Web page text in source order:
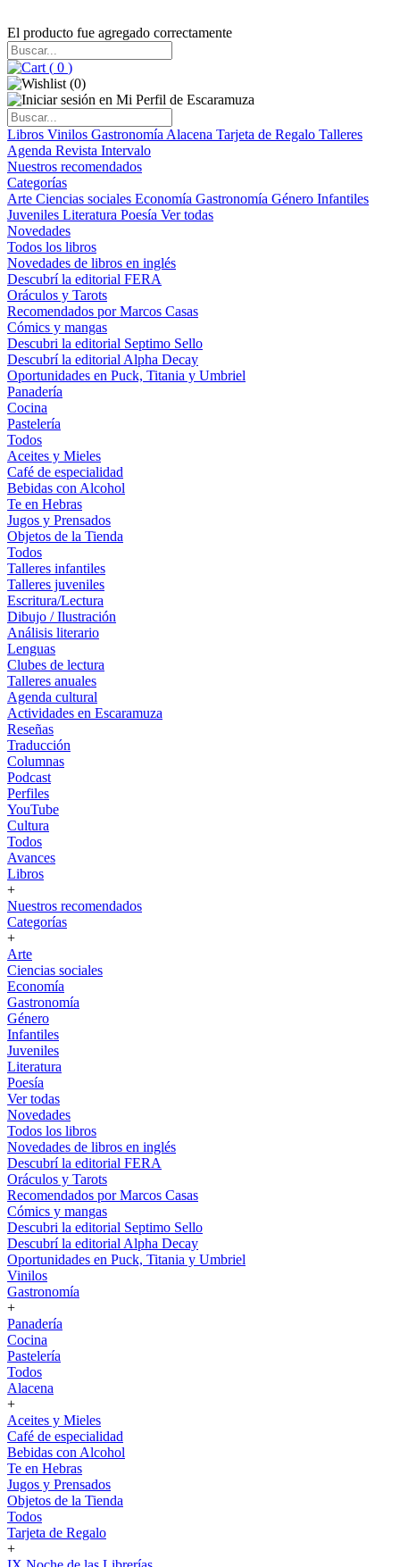
El producto fue agregado correctamente
( 0 )
(0)
Libros Vinilos Gastronomía Alacena Tarjeta de Regalo Talleres
Agenda Revista Intervalo
Nuestros recomendados
Categorías
Arte Ciencias sociales Economía Gastronomía Género Infantiles
Juveniles Literatura Poesía Ver todas
Novedades
Todos los libros
Novedades de libros en inglés
Descubrí la editorial FERA
Oráculos y Tarots
Recomendados por Marcos Casas
Cómics y mangas
Descubri la editorial Septimo Sello
Descubrí la editorial Alpha Decay
Oportunidades en Puck, Titania y Umbriel
Panadería
Cocina
Pastelería
Todos
Aceites y Mieles
Café de especialidad
Bebidas con Alcohol
Te en Hebras
Jugos y Prensados
Objetos de la Tienda
Todos
Talleres infantiles
Talleres juveniles
Escritura/Lectura
Dibujo / Ilustración
Análisis literario
Lenguas
Clubes de lectura
Talleres anuales
Agenda cultural
Actividades en Escaramuza
Reseñas
Traducción
Columnas
Podcast
Perfiles
YouTube
Cultura
Todos
Avances
Libros
+
Nuestros recomendados
Categorías
+
Arte
Ciencias sociales
Economía
Gastronomía
Género
Infantiles
Juveniles
Literatura
Poesía
Ver todas
Novedades
Todos los libros
Novedades de libros en inglés
Descubrí la editorial FERA
Oráculos y Tarots
Recomendados por Marcos Casas
Cómics y mangas
Descubri la editorial Septimo Sello
Descubrí la editorial Alpha Decay
Oportunidades en Puck, Titania y Umbriel
Vinilos
Gastronomía
+
Panadería
Cocina
Pastelería
Todos
Alacena
+
Aceites y Mieles
Café de especialidad
Bebidas con Alcohol
Te en Hebras
Jugos y Prensados
Objetos de la Tienda
Todos
Tarjeta de Regalo
+